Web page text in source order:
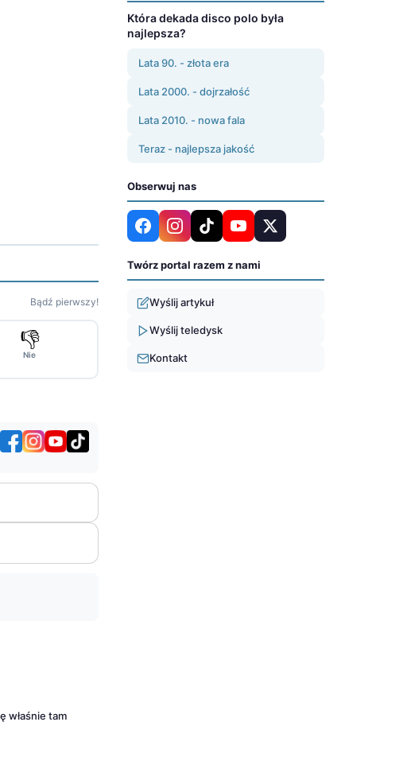
Bądź pierwszy!
👎
Nie
właśnie tam
Która dekada disco polo była
najlepsza?
Lata 90. - złota era
Lata 2000. - dojrzałość
Lata 2010. - nowa fala
Teraz - najlepsza jakość
Obserwuj nas
Twórz portal razem z nami
Wyślij artykuł
Wyślij teledysk
Kontakt